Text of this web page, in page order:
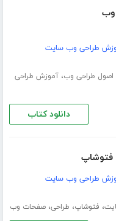
طراحی وب سایت
اصول طراحی وب،آموزش طراحی
دانلود کتاب
فتوشاپ
طراحی وب سایت
، فتوشاپ، طراحی،صفحات وب